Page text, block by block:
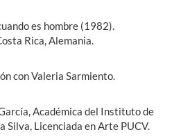
es hombre (1982).
Rica, Alemania.
con Valeria Sarmiento.
Académica del Instituto de
Silva, Licenciada en Arte PUCV.